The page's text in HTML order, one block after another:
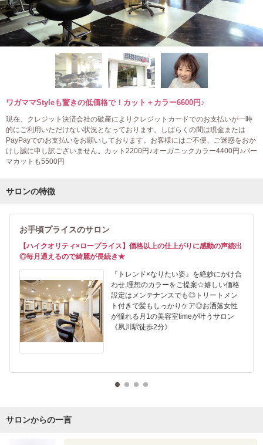
ワガママStyleも驚きの低価格で！カット＋カラー6600円♪
現在、クレジット決済会社の破産によりクレジットカードでのお支払いが一時
的にご利用いただけない状況となっております。しばらくの間は現金または
PayPayでのお支払いをお願いしております。お客様にはご不便、ご迷惑をおか
けし誠に申し訳ございません。カット2200円♪オーガニックカラー4400円♪パー
マカットも5500円
サロンの特徴
お手頃プライスのサロン
【ハイクオリティ×ロープライス】価格以上の仕上がりに感動の声続出
◎毎月通えるので綺麗が長続き★
『トレンド×なりたい姿』を絶妙にかけ合
わせ,理想のカラーをご提案☆嬉しい価格
設定はメンテナンスでも◎トリートメン
ト付きで髪もしっかりケア◎お洒落女性
が憧れる月1の美容室timeが叶うサロン
《夙川駅徒歩2分》
サロンからの一言